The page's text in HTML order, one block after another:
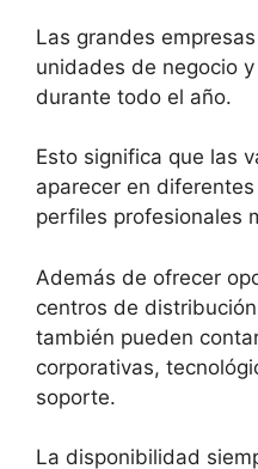
Las grandes
unidades de negocio
durante todo el año.
Esto significa que las
aparecer en
perfiles profesionales
Además de ofrecer
centros de
también pueden
corporativas,
soporte.
La disponibilidad